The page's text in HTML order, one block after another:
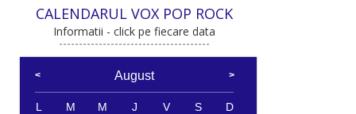
CALENDARUL VOX POP ROCK
Informatii - click pe fiecare data
August
L M M J V S D